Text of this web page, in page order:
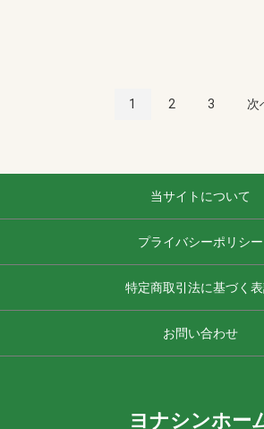
1 2 3 次
当サイトについて
プライバシーポリシー
特定商取引法に基づく
お問い合わせ
ヨナシンホー